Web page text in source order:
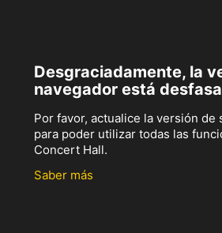
Desgraciadamente, la
navegador está
Por favor, actualice la versión de
para poder utilizar todas las
Concert Hall.
Saber más